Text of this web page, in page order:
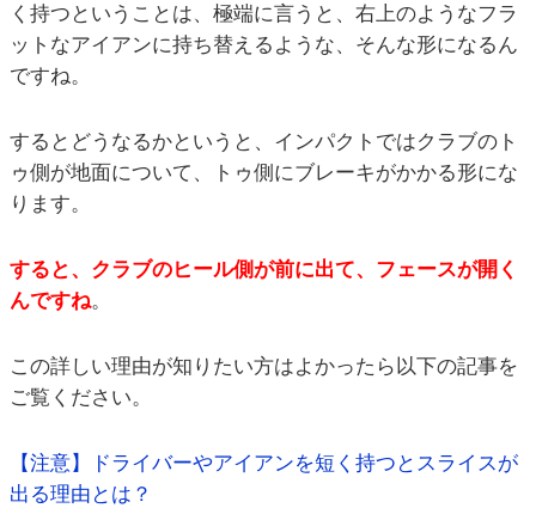
く持つということは、極端に言うと、右上のようなフラ
ットなアイアンに持ち替えるような、そんな形になるん
ですね。
するとどうなるかというと、インパクトではクラブのト
ゥ側が地面について、トゥ側にブレーキがかかる形にな
ります。
すると、クラブのヒール側が前に出て、フェースが開く
んですね。
この詳しい理由が知りたい方はよかったら以下の記事を
ご覧ください。
【注意】ドライバーやアイアンを短く持つとスライスが
出る理由とは？